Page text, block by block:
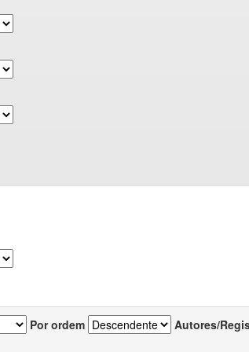
Por ordem Autores/